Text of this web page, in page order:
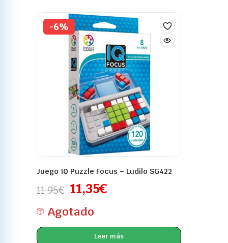
-6%
Juego IQ Puzzle Focus – Ludilo SG422
11,95€ 11,35€
Agotado
Leer más